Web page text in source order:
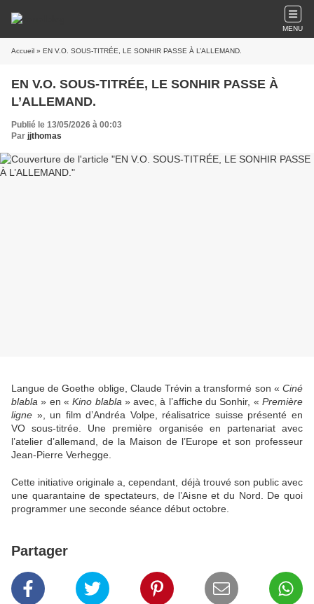
MENU
Accueil » EN V.O. SOUS-TITRÉE, LE SONHIR PASSE À L’ALLEMAND.
EN V.O. SOUS-TITRÉE, LE SONHIR PASSE À
L’ALLEMAND.
Publié le 13/05/2026 à 00:03
Par jjthomas
Langue de Goethe oblige, Claude Trévin a transformé son « Ciné
blabla » en «Kino blabla » avec, à l’affiche du Sonhir, «Première
ligne », un film d’Andréa Volpe, réalisatrice suisse présenté en
VO sous-titrée. Une première organisée en partenariat avec
l’atelier d’allemand, de la Maison de l’Europe et son professeur
Jean-Pierre Verhegge.
Cette initiative originale a, cependant, déjà trouvé son public avec
une quarantaine de spectateurs, de l’Aisne et du Nord. De quoi
programmer une seconde séance début octobre.
Partager